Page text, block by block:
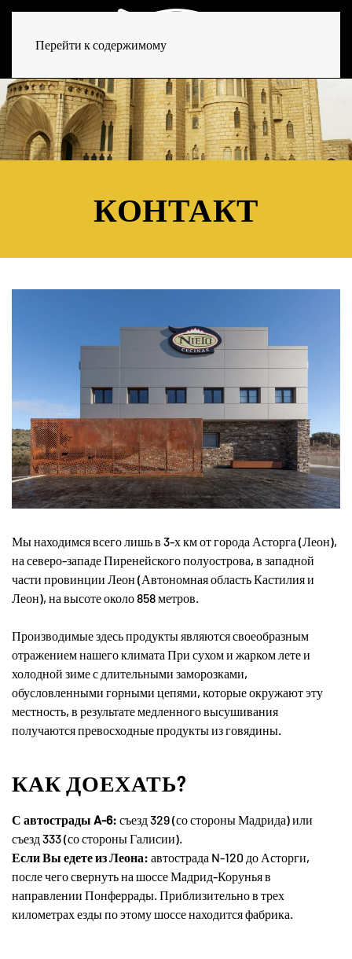
Перейти к содержимому
КОНТАКТ
Мы находимся всего лишь в 3-х км от города Асторга (Леон),
на северо-западе Пиренейского полуострова, в западной
части провинции Леон (Автономная область Кастилия и
Леон), на высоте около 858 метров.
Производимые здесь продукты являются своеобразным
отражением нашего климата При сухом и жарком лете и
холодной зиме с длительными заморозками,
обусловленными горными цепями, которые окружают эту
местность, в результате медленного высушивания
получаются превосходные продукты из говядины.
КАК ДОЕХАТЬ?
С автострады A-6: съезд 329 (со стороны Мадрида) или
съезд 333 (со стороны Галисии).
Если Вы едете из Леона: автострада N-120 до Асторги,
после чего свернуть на шоссе Мадрид-Корунья в
направлении Понферрады. Приблизительно в трех
километрах езды по этому шоссе находится фабрика.